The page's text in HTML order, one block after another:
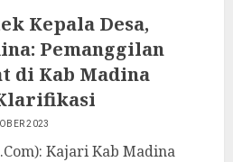
Kepala Desa,
Pemanggilan
di Kab Madina
2023
Kajari Kab Madina